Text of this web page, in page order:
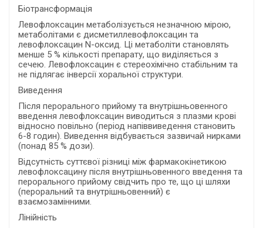
Біотрансформація
Левофлоксацин метаболізується незначною мірою,
метаболітами є дисметиллевофлоксацин та
левофлоксацин N-оксид. Ці метаболіти становлять
менше 5 % кількості препарату, що виділяється з
сечею. Левофлоксацин є стереохімічно стабільним та
не підлягає інверсії хоральної структури.
Виведення
Після перорального прийому та внутрішньовенного
введення левофлоксацин виводиться з плазми крові
відносно повільно (період напіввиведення становить
6-8 годин). Виведення відбувається зазвичай нирками
(понад 85 % дози).
Відсутність суттєвої різниці між фармакокінетикою
левофлоксацину після внутрішньовенного введення та
перорального прийому свідчить про те, що ці шляхи
(пероральний та внутрішньовенний) є
взаємозамінними.
Лінійність